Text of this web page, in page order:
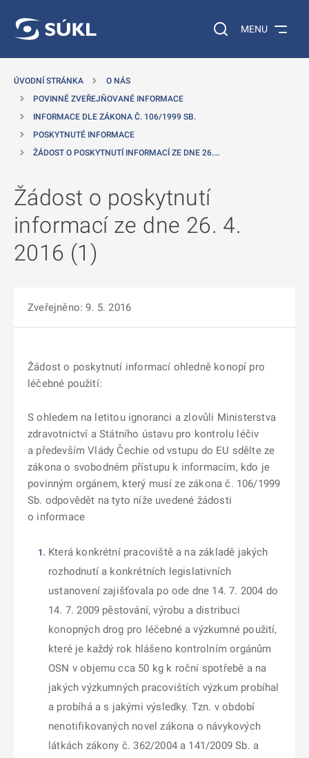
Vyhledávání na
MENU
ÚVODNÍ STRÁNKA
O NÁS
POVINNĚ ZVEŘEJŇOVANÉ INFORMACE
INFORMACE DLE ZÁKONA Č. 106/1999 SB.
POSKYTNUTÉ INFORMACE
ŽÁDOST O POSKYTNUTÍ INFORMACÍ ZE DNE 26.…
Žádost o poskytnutí
informací ze dne 26. 4.
2016 (1)
Zveřejněno: 9. 5. 2016
Žádost o poskytnutí informací ohledně konopí pro
léčebné použití:
S ohledem na letitou ignoranci a zlovůli Ministerstva
zdravotnictví a Státního ústavu pro kontrolu léčiv
a především Vlády Čechie od vstupu do EU sdělte ze
zákona o svobodném přístupu k informacím, kdo je
povinným orgánem, který musí ze zákona č. 106/1999
Sb. odpovědět na tyto níže uvedené žádosti
o informace
Která konkrétní pracoviště a na základě jakých
rozhodnutí a konkrétních legislativních
ustanovení zajišťovala po ode dne 14. 7. 2004 do
14. 7. 2009 pěstování, výrobu a distribuci
konopných drog pro léčebné a výzkumné použití,
které je každý rok hlášeno kontrolním orgánům
OSN v objemu cca 50 kg k roční spotřebě a na
jakých výzkumných pracovištích výzkum probíhal
a probíhá a s jakými výsledky. Tzn. v období
nenotifikovaných novel zákona o návykových
látkách zákony č. 362/2004 a 141/2009 Sb. a